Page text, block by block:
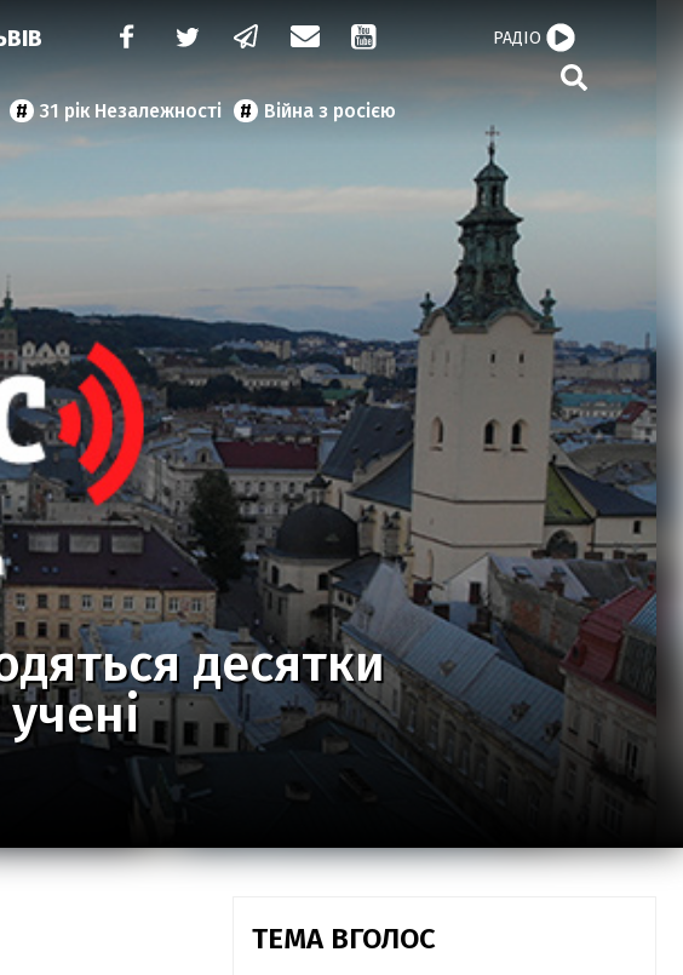
31 рік Незалежності Війна з росією
РАДІО
десятки
ТЕМА ВГОЛОС